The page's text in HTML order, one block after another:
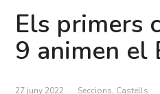
Els primers
9 animen el
27 juny 2022 Seccions, Castells